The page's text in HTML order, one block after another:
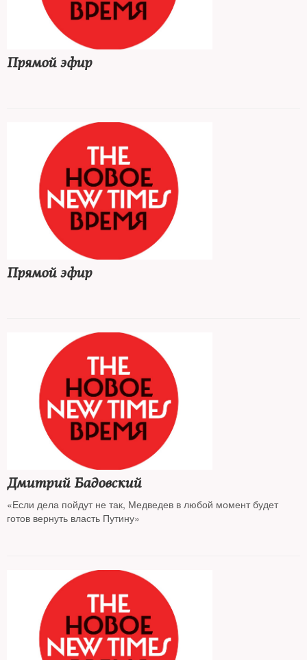
Прямой эфир
Прямой эфир
Дмитрий Бадовский
«Если дела пойдут не так, Медведев в любой момент будет
готов вернуть власть Путину»